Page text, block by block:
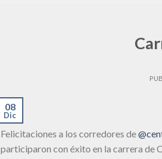
08
Dic
Felicitaciones a los corredores de
participaron con éxito en la carrera de